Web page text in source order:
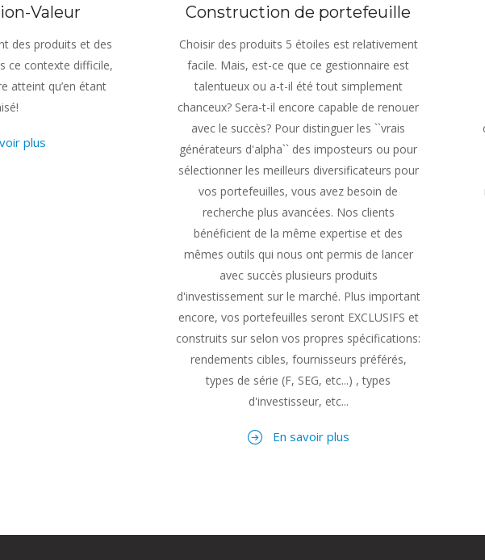
Valeur
des produits et des
ce contexte difficile,
atteint qu’en étant
plus
Construction de portefeuille
Choisir des produits 5 étoiles est relativement
facile. Mais, est-ce que ce gestionnaire est
talentueux ou a-t-il été tout simplement
chanceux? Sera-t-il encore capable de renouer
avec le succès? Pour distinguer les ``vrais
générateurs d'alpha`` des imposteurs ou pour
sélectionner les meilleurs diversificateurs pour
vos portefeuilles, vous avez besoin de
recherche plus avancées. Nos clients
bénéficient de la même expertise et des
mêmes outils qui nous ont permis de lancer
avec succès plusieurs produits
d'investissement sur le marché. Plus important
encore, vos portefeuilles seront EXCLUSIFS et
construits sur selon vos propres spécifications:
rendements cibles, fournisseurs préférés,
types de série (F, SEG, etc...) , types
d'investisseur, etc...
En savoir plus